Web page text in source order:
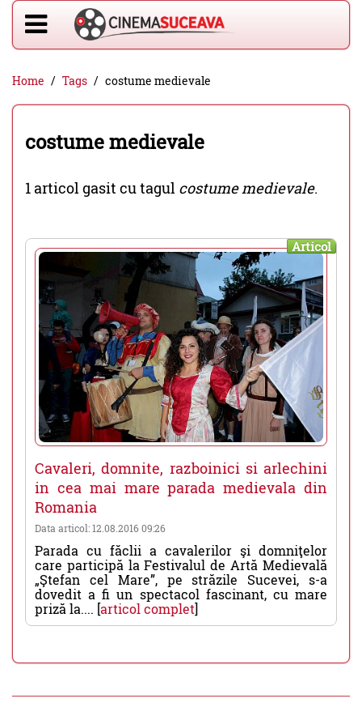
Home Tags costume medievale
costume medievale
1 articol gasit cu tagul costume medievale.
Articol
Cavaleri, domnite, razboinici si arlechini
in cea mai mare parada medievala din
Romania
Data articol: 12.08.2016 09:26
Parada cu făclii a cavalerilor şi domniţelor
care participă la Festivalul de Artă Medievală
„Ştefan cel Mare”, pe străzile Sucevei, s-a
dovedit a fi un spectacol fascinant, cu mare
priză la.... [articol complet]